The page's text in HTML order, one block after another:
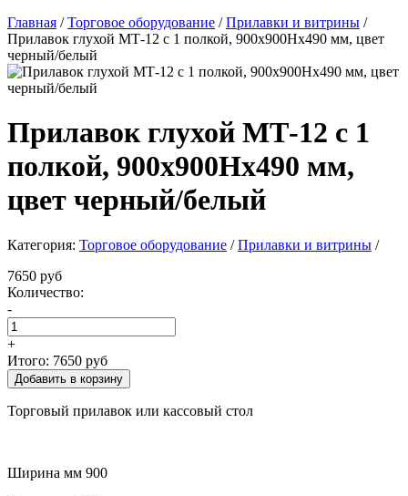
Главная / Торговое оборудование / Прилавки и витрины /
Прилавок глухой МТ-12 с 1 полкой, 900х900Нх490 мм, цвет
черный/белый
Прилавок глухой МТ-12 с 1
полкой, 900х900Нх490 мм,
цвет черный/белый
Категория: Торговое оборудование / Прилавки и витрины /
7650 руб
Количество:
-
+
Итого: 7650 руб
Торговый прилавок или кассовый стол
Ширина мм 900